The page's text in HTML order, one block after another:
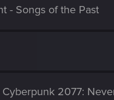
- Songs of the Past
2077: